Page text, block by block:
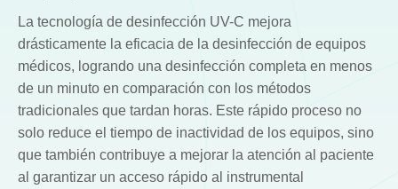
La tecnología de desinfección UV-C mejora
drásticamente la eficacia de la desinfección de equipos
médicos, logrando una desinfección completa en menos
de un minuto en comparación con los métodos
tradicionales que tardan horas. Este rápido proceso no
solo reduce el tiempo de inactividad de los equipos, sino
que también contribuye a mejorar la atención al paciente
al garantizar un acceso rápido al instrumental